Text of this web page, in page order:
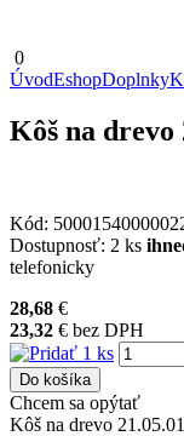
0
ÚvodEshopDoplnky
Kôš na drevo
Kód:
Dostupnosť: 2 ks
telefonicky
28,68 €
23,32 € bez DPH
Do košíka
Chcem sa opýtať
Kôš na drevo